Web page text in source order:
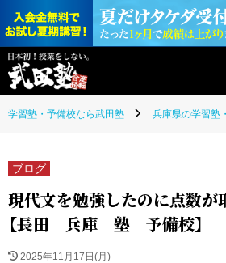
学習塾・予備校なら武田塾 兵庫県の学習塾
ブログ
現代文を勉強したのに点数が
【長田 兵庫 塾 予備校】
2025年11月17日(月)